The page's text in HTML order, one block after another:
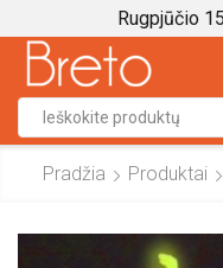
Rugpjūčio
Pradžia Produktai